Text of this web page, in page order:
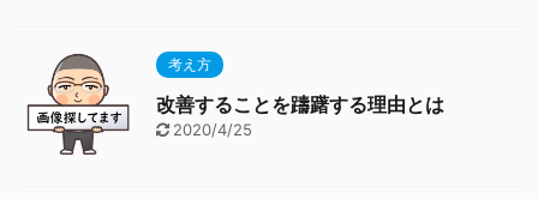
考え方
改善することを躊躇する理由とは
2020/4/25